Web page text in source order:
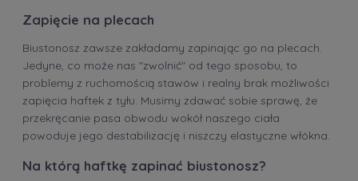
Zapięcie na plecach
Biustonosz zawsze zakładamy zapinając go na plecach.
Jedyne, co może nas "zwolnić" od tego sposobu, to
problemy z ruchomością stawów i realny brak możliwości
zapięcia haftek z tyłu. Musimy zdawać sobie sprawę, że
przekręcanie pasa obwodu wokół naszego ciała
powoduje jego destabilizację i niszczy elastyczne włókna.
Na którą haftkę zapinać biustonosz?